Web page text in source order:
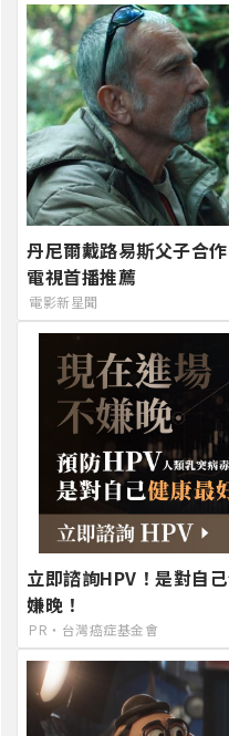
丹尼爾戴路易斯父子合
電視首播推薦
電影新星聞
立即諮詢HPV！是對自
嫌晚！
PR・台灣癌症基金會